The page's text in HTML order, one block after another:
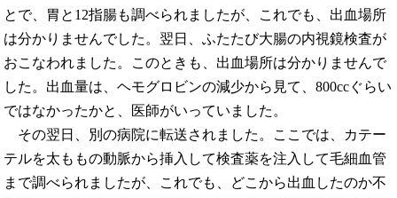
とで、胃と12指腸も調べられましたが、これでも、出血場所
は分かりませんでした。翌日、ふたたび大腸の内視鏡検査が
おこなわれました。このときも、出血場所は分かりませんで
した。出血量は、ヘモグロビンの減少から見て、800ccぐらい
ではなかったかと、医師がいっていました。
その翌日、別の病院に転送されました。ここでは、カテー
テルを太ももの動脈から挿入して検査薬を注入して毛細血管
まで調べられましたが、これでも、どこから出血したのか不